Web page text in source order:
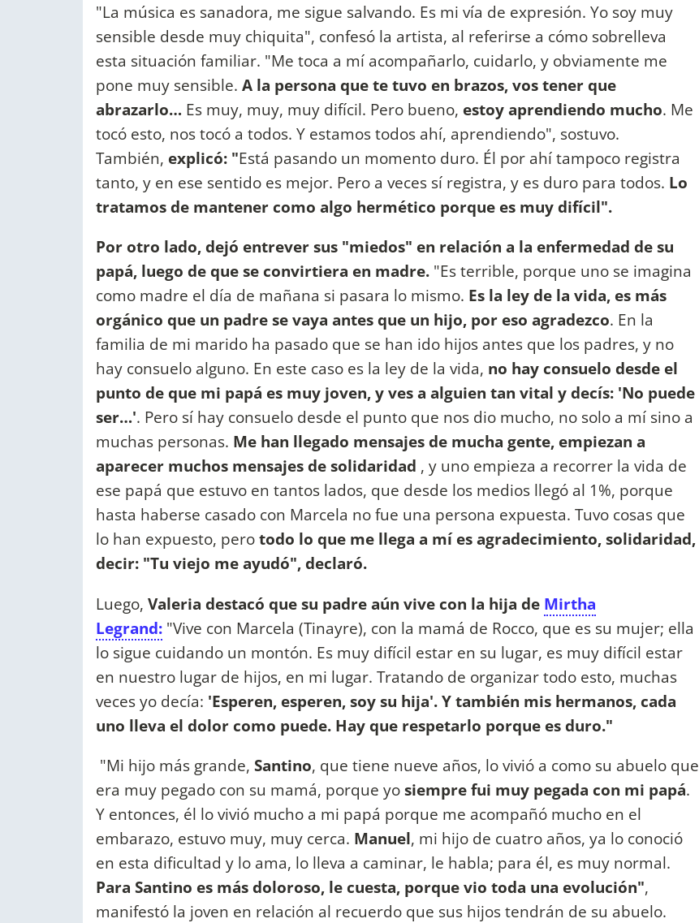
"La música es sanadora, me sigue salvando. Es mi vía de expresión. Yo soy muy
sensible desde muy chiquita", confesó la artista, al referirse a cómo sobrelleva
esta situación familiar. "Me toca a mí acompañarlo, cuidarlo, y obviamente me
pone muy sensible. A la persona que te tuvo en brazos, vos tener que
abrazarlo… Es muy, muy, muy difícil. Pero bueno, estoy aprendiendo mucho. Me
tocó esto, nos tocó a todos. Y estamos todos ahí, aprendiendo", sostuvo.
También, explicó: "Está pasando un momento duro. Él por ahí tampoco registra
tanto, y en ese sentido es mejor. Pero a veces sí registra, y es duro para todos. Lo
tratamos de mantener como algo hermético porque es muy difícil".
Por otro lado, dejó entrever sus "miedos" en relación a la enfermedad de su
papá, luego de que se convirtiera en madre. "Es terrible, porque uno se imagina
como madre el día de mañana si pasara lo mismo. Es la ley de la vida, es más
orgánico que un padre se vaya antes que un hijo, por eso agradezco. En la
familia de mi marido ha pasado que se han ido hijos antes que los padres, y no
hay consuelo alguno. En este caso es la ley de la vida, no hay consuelo desde el
punto de que mi papá es muy joven, y ves a alguien tan vital y decís: 'No puede
ser…'. Pero sí hay consuelo desde el punto que nos dio mucho, no solo a mí sino a
muchas personas. Me han llegado mensajes de mucha gente, empiezan a
aparecer muchos mensajes de solidaridad , y uno empieza a recorrer la vida de
ese papá que estuvo en tantos lados, que desde los medios llegó al 1%, porque
hasta haberse casado con Marcela no fue una persona expuesta. Tuvo cosas que
lo han expuesto, perotodo lo que me llega a mí es agradecimiento, solidaridad,
decir: "Tu viejo me ayudó", declaró.
Luego, Valeria destacó que su padre aún vive con la hija de Mirtha
Legrand: "Vive con Marcela (Tinayre), con la mamá de Rocco, que es su mujer; ella
lo sigue cuidando un montón. Es muy difícil estar en su lugar, es muy difícil estar
en nuestro lugar de hijos, en mi lugar. Tratando de organizar todo esto, muchas
veces yo decía: 'Esperen, esperen, soy su hija'. Y también mis hermanos, cada
uno lleva el dolor como puede. Hay que respetarlo porque es duro."
"Mi hijo más grande, Santino, que tiene nueve años, lo vivió a como su abuelo que
era muy pegado con su mamá, porque yosiempre fui muy pegada con mi papá.
Y entonces, él lo vivió mucho a mi papá porque me acompañó mucho en el
embarazo, estuvo muy, muy cerca. Manuel, mi hijo de cuatro años, ya lo conoció
en esta dificultad y lo ama, lo lleva a caminar, le habla; para él, es muy normal.
Para Santino es más doloroso, le cuesta, porque vio toda una evolución",
manifestó la joven en relación al recuerdo que sus hijos tendrán de su abuelo.